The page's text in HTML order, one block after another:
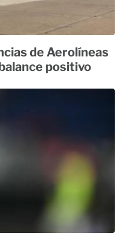
de Aerolíneas
positivo